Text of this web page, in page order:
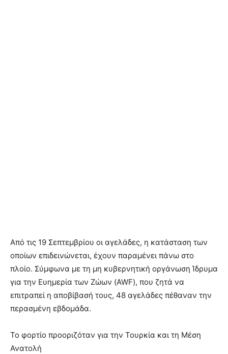
Από τις 19 Σεπτεμβρίου οι αγελάδες, η κατάσταση των
οποίων επιδεινώνεται, έχουν παραμένει πάνω στο
πλοίο. Σύμφωνα με τη μη κυβερνητική οργάνωση Ίδρυμα
για την Ευημερία των Ζώων (AWF), που ζητά να
επιτραπεί η αποβίβασή τους, 48 αγελάδες πέθαναν την
περασμένη εβδομάδα.
Το φορτίο προοριζόταν για την Τουρκία και τη Μέση
Ανατολή